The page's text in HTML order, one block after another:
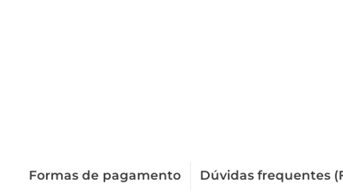
Formas de pagamento Dúvidas frequentes